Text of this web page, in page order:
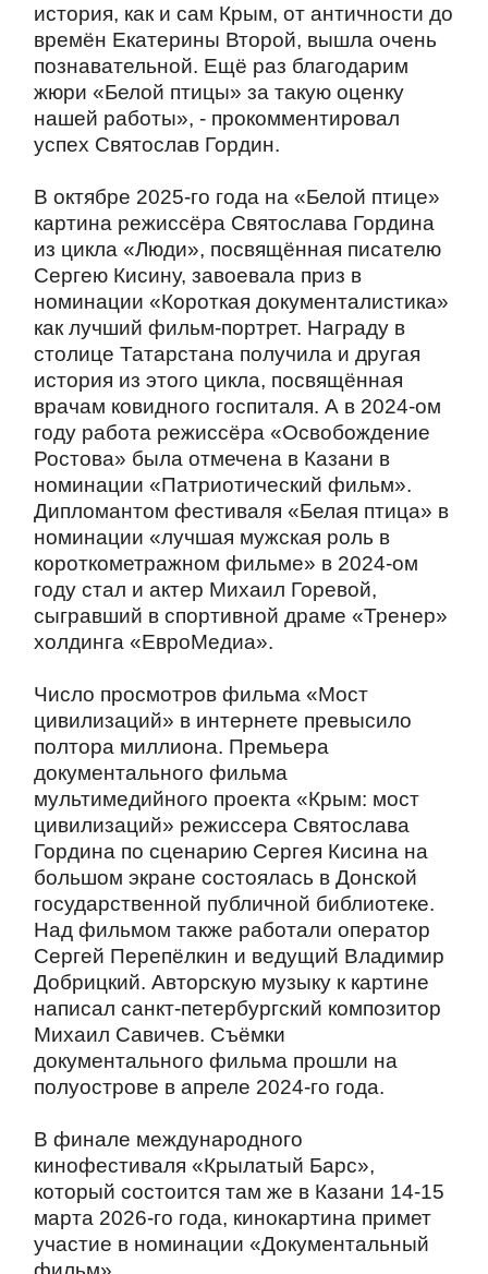
история, как и сам Крым, от античности до
времён Екатерины Второй, вышла очень
познавательной. Ещё раз благодарим
жюри «Белой птицы» за такую оценку
нашей работы», - прокомментировал
успех Святослав Гордин.
В октябре 2025-го года на «Белой птице»
картина режиссёра Святослава Гордина
из цикла «Люди», посвящённая писателю
Сергею Кисину, завоевала приз в
номинации «Короткая документалистика»
как лучший фильм-портрет. Награду в
столице Татарстана получила и другая
история из этого цикла, посвящённая
врачам ковидного госпиталя. А в 2024-ом
году работа режиссёра «Освобождение
Ростова» была отмечена в Казани в
номинации «Патриотический фильм».
Дипломантом фестиваля «Белая птица» в
номинации «лучшая мужская роль в
короткометражном фильме» в 2024-ом
году стал и актер Михаил Горевой,
сыгравший в спортивной драме «Тренер»
холдинга «ЕвроМедиа».
Число просмотров фильма «Мост
цивилизаций» в интернете превысило
полтора миллиона. Премьера
документального фильма
мультимедийного проекта «Крым: мост
цивилизаций» режиссера Святослава
Гордина по сценарию Сергея Кисина на
большом экране состоялась в Донской
государственной публичной библиотеке.
Над фильмом также работали оператор
Сергей Перепёлкин и ведущий Владимир
Добрицкий. Авторскую музыку к картине
написал санкт-петербургский композитор
Михаил Савичев. Съёмки
документального фильма прошли на
полуострове в апреле 2024-го года.
В финале международного
кинофестиваля «Крылатый Барс»,
который состоится там же в Казани 14-15
марта 2026-го года, кинокартина примет
участие в номинации «Документальный